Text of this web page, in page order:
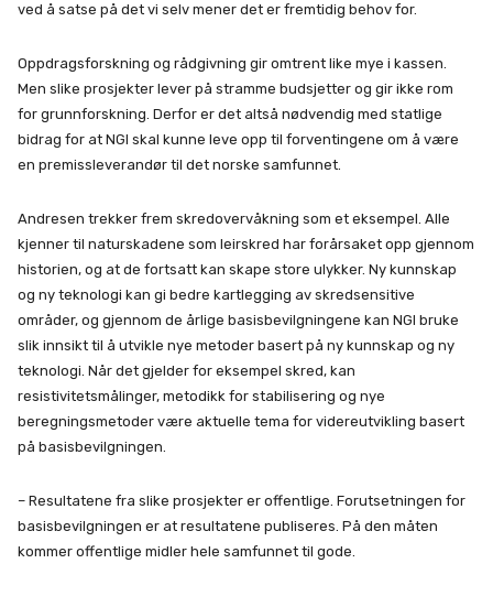
ved å satse på det vi selv mener det er fremtidig behov for.
Oppdragsforskning og rådgivning gir omtrent like mye i kassen.
Men slike prosjekter lever på stramme budsjetter og gir ikke rom
for grunnforskning. Derfor er det altså nødvendig med statlige
bidrag for at NGI skal kunne leve opp til forventingene om å være
en premissleverandør til det norske samfunnet.
Andresen trekker frem skredovervåkning som et eksempel. Alle
kjenner til naturskadene som leirskred har forårsaket opp gjennom
historien, og at de fortsatt kan skape store ulykker. Ny kunnskap
og ny teknologi kan gi bedre kartlegging av skredsensitive
områder, og gjennom de årlige basisbevilgningene kan NGI bruke
slik innsikt til å utvikle nye metoder basert på ny kunnskap og ny
teknologi. Når det gjelder for eksempel skred, kan
resistivitetsmålinger, metodikk for stabilisering og nye
beregningsmetoder være aktuelle tema for videreutvikling basert
på basisbevilgningen.
– Resultatene fra slike prosjekter er offentlige. Forutsetningen for
basisbevilgningen er at resultatene publiseres. På den måten
kommer offentlige midler hele samfunnet til gode.